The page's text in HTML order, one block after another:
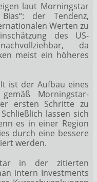
laut Morningstar
der Tendenz,
Werten zu
des US-
da
meist ein höheres
ist der Aufbau eines
Morningstar-
ersten Schritte zu
lassen sich
es in einer Region
durch eine bessere
werden.
in der zitierten
intern Investments